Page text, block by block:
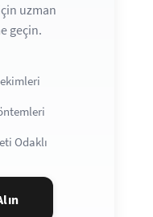
uzman
geçin.
Odaklı